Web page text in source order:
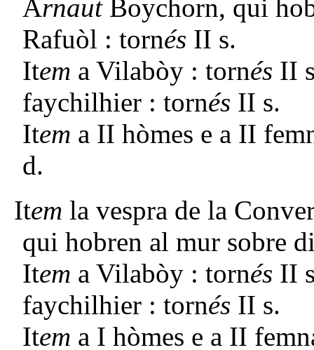
ArnautBoychorn, qui
Rafuòl : tornés II s.
Item a Vilabòy : tornés II
faychilhier : tornés II s.
Item a II hòmes e a II
d.
Item la vespra de la
qui hobren al mur sobre
Item a Vilabòy : tornés II
faychilhier : tornés II s.
Item a I hòmes e a II